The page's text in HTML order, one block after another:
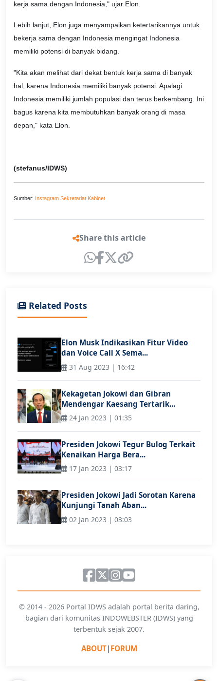
kerja sama dengan Indonesia," ujar Elon.
Lebih lanjut, Elon juga menyampaikan ketertarikannya untuk
bekerja sama dengan Indonesia mengingat Indonesia
memiliki potensi di banyak bidang.
"Kita akan melihat dari dekat bentuk kerja sama di banyak
hal, karena Indonesia memiliki banyak potensi. Apalagi
Indonesia memiliki jumlah populasi dan terus berkembang. Ini
bagus karena kita membutuhkan banyak orang di masa
depan," kata Elon.
(stefanus/IDWS)
Sumber: Instagram Sekretariat Kabinet
Share this article
Related Posts
Elon Musk Indikasikan Fitur Video
dan Voice Call X Sema...
31 Aug 2023 | 16:42
Kekagetan Jokowi dan Gibran
Mendengar Kaesang Tertarik...
24 Jan 2023 | 01:35
Presiden Jokowi Tegur Bulog Terkait
Kenaikan Harga Bera...
17 Jan 2023 | 03:17
Presiden Jokowi Jadi Sorotan Karena
Kunjungi Tanah Aban...
02 Jan 2023 | 03:03
© 2014 - 2026 Portal IDWS adalah portal berita daring,
bagian dari komunitas INDOWEBSTER (IDWS) yang
terbentuk sejak 2007.
ABOUT| FORUM